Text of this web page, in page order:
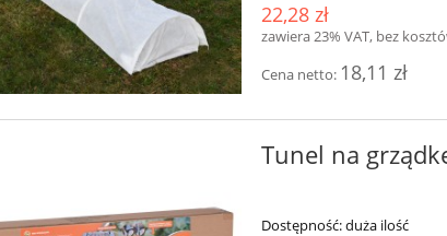
22,28 zł
zawiera 23% VAT, bez
Cena netto: 18,11 zł
Tunel na
Dostępność:duża ilość